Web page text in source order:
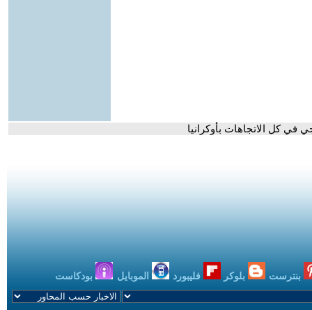
في كل الاتجاهات بأوكرانيا
بنترست بلوكر فليبورد الموبايل بودكاست